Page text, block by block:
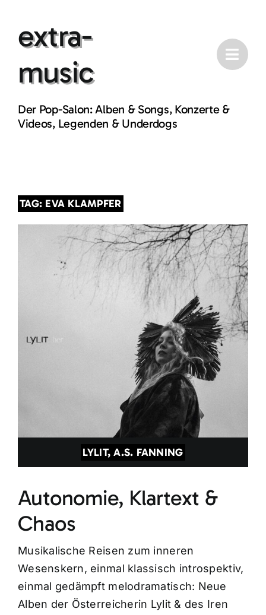
contentextra-
music
Der Pop-Salon: Alben & Songs, Konzerte &
Videos, Legenden & Underdogs
TAG: EVA KLAMPFER
LYLIT, A.S. FANNING
Autonomie, Klartext &
Chaos
Musikalische Reisen zum inneren
Wesenskern, einmal klassisch introspektiv,
einmal gedämpft melodramatisch: Neue
Alben der Österreicherin Lylit & des Iren